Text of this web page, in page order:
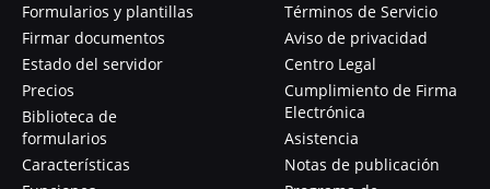
Formularios y plantillas
Firmar documentos
Estado del servidor
Precios
Biblioteca de
formularios
Características
Términos de Servicio
Aviso de privacidad
Centro Legal
Cumplimiento de Firma
Electrónica
Asistencia
Notas de publicación